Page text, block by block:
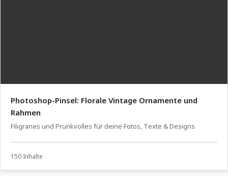
Photoshop-Pinsel: Florale Vintage Ornamente und
Rahmen
Filigranes und Prunkvolles für deine Fotos, Texte & Designs
150 Inhalte